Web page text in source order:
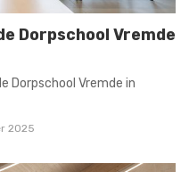
Dorpschool Vremde
Dorpschool Vremde in
2025